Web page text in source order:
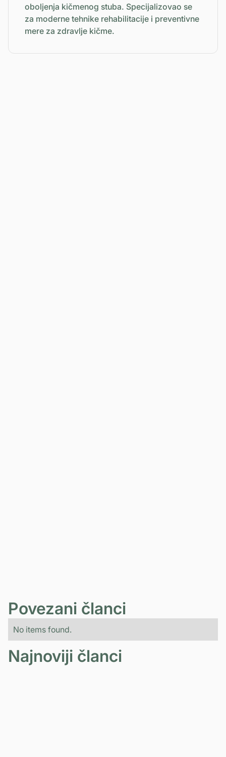
oboljenja kičmenog stuba. Specijalizovao se
za moderne tehnike rehabilitacije i preventivne
mere za zdravlje kičme.
Povezani članci
No items found.
Najnoviji članci